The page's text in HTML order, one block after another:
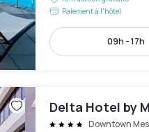
Paiement à l'hôtel
09h - 17h
Delta Hotel by
Downtown